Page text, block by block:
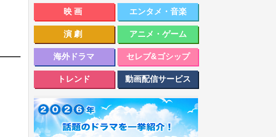
映画 エンタメ・音楽
演劇 アニメ・ゲーム
海外ドラマ セレブ&ゴシップ
トレンド 動画配信サービス